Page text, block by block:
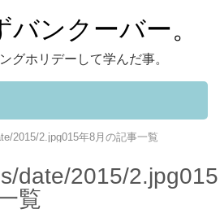
ンクーバー。
グホリデーして学んだ事。
2015/2.jpg015年8月の記事一覧
date/2015/2.jpg015
覧